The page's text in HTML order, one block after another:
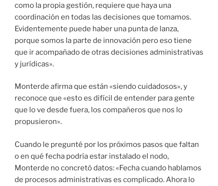
como la propia gestión, requiere que haya una
coordinación en todas las decisiones que tomamos.
Evidentemente puede haber una punta de lanza,
porque somos la parte de innovación pero eso tiene
que ir acompañado de otras decisiones administrativas
y jurídicas».
Monterde afirma que están «siendo cuidadosos», y
reconoce que «esto es difícil de entender para gente
que lo ve desde fuera, los compañeros que nos lo
propusieron».
Cuando le pregunté por los próximos pasos que faltan
o en qué fecha podría estar instalado el nodo,
Monterde no concretó datos: «Fecha cuando hablamos
de procesos administrativas es complicado. Ahora lo